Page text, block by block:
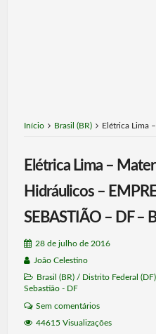
Início Brasil (BR) Elétrica Lima
Elétrica Lima –
Hidráulicos –
SEBASTIÃO – DF –
28 de julho de 2016
João Celestino
Brasil (BR)/ Distrito Federal (DF)
Sebastião - DF
Sem comentários
44615 Visualizações